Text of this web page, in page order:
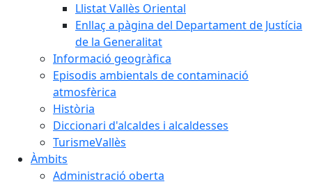
Llistat Vallès Oriental
Enllaç a pàgina del Departament de Justícia
de la Generalitat
Informació geogràfica
Episodis ambientals de contaminació
atmosfèrica
Història
Diccionari d'alcaldes i alcaldesses
TurismeVallès
Àmbits
Administració oberta